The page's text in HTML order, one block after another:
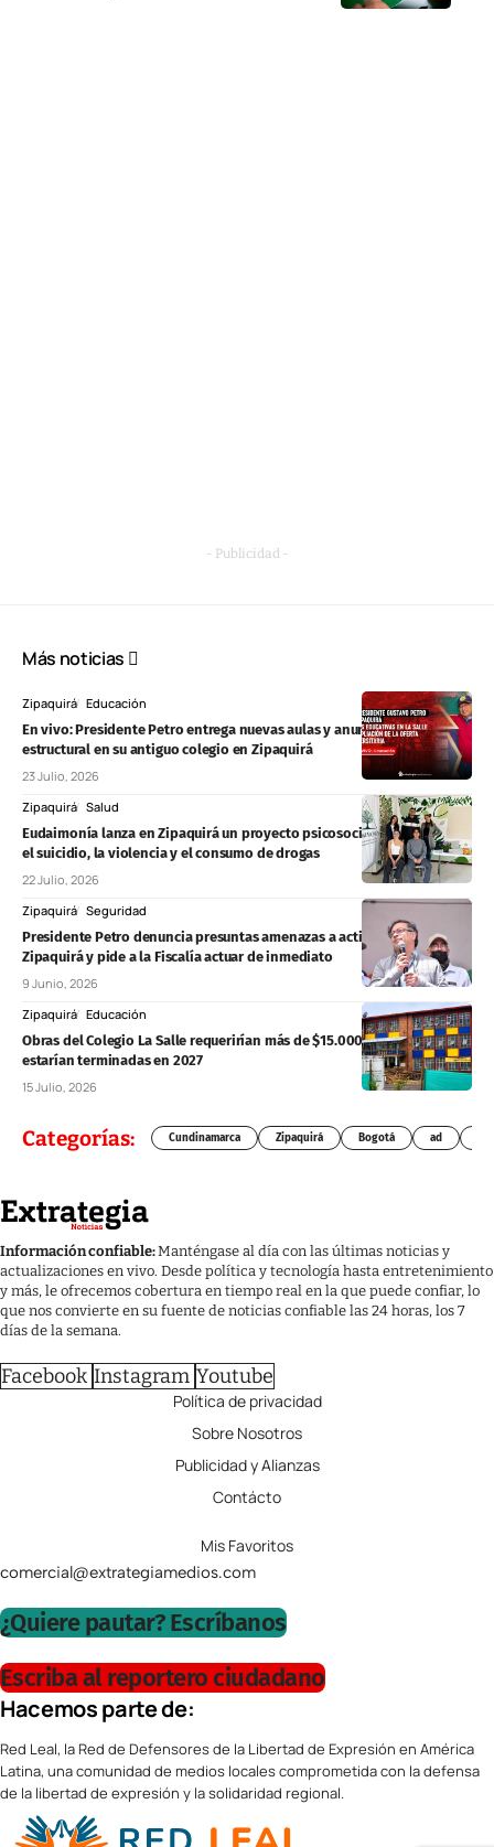
- Publicidad -
Más noticias
Zipaquirá Educación
En vivo: Presidente Petro entrega nuevas aulas y anuncia refuerzo
estructural en su antiguo colegio en Zipaquirá
23 Julio, 2026
Zipaquirá Salud
Eudaimonía lanza en Zipaquirá un proyecto psicosocial para prevenir
el suicidio, la violencia y el consumo de drogas
22 Julio, 2026
Zipaquirá Seguridad
Presidente Petro denuncia presuntas amenazas a activistas en
Zipaquirá y pide a la Fiscalía actuar de inmediato
9 Junio, 2026
Zipaquirá Educación
Obras del Colegio La Salle requerirían más de $15.000 millones y no
estarían terminadas en 2027
15 Julio, 2026
Categorías: Cundinamarca Zipaquirá Bogotá ad
Información confiable:Manténgase al día con las últimas noticias y
actualizaciones en vivo. Desde política y tecnología hasta entretenimiento
y más, le ofrecemos cobertura en tiempo real en la que puede confiar, lo
que nos convierte en su fuente de noticias confiable las 24 horas, los 7
días de la semana.
Facebook Instagram Youtube
Política de privacidad
Sobre Nosotros
Publicidad y Alianzas
Contácto
Mis Favoritos
comercial@extrategiamedios.com
¿Quiere pautar? Escríbanos
Escriba al reportero ciudadano
Hacemos parte de:
Red Leal, la Red de Defensores de la Libertad de Expresión en América
Latina, una comunidad de medios locales comprometida con la defensa
de la libertad de expresión y la solidaridad regional.